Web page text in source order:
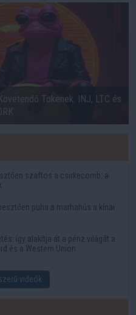
Tokenek: INJ, LTC és
szaftos a csirkecomb: a
puha a marhahús a kínai
így alakítja át a pénz világát a
és a Western Union
videók